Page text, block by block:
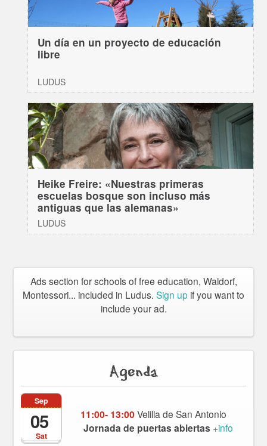
Un día en un proyecto de educación
libre
LUDUS
Heike Freire: «Nuestras primeras
escuelas bosque son incluso más
antiguas que las alemanas»
LUDUS
Ads section for schools of free education, Waldorf,
Montessori... included in Ludus. Sign up if you want to
include your ad.
Agenda
Sat
Sep
05 11:00- 13:00 Velilla de San Antonio
Jornada de puertas abiertas +info